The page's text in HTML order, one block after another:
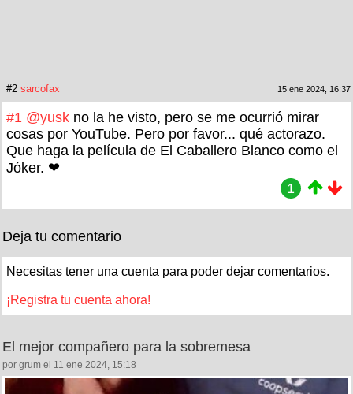
#2 sarcofax 15 ene 2024, 16:37
#1 @yusk no la he visto, pero se me ocurrió mirar
cosas por YouTube. Pero por favor... qué actorazo.
Que haga la película de El Caballero Blanco como el
Jóker. ❤
1
Deja tu comentario
Necesitas tener una cuenta para poder dejar comentarios.
¡Registra tu cuenta ahora!
El mejor compañero para la sobremesa
por grum el 11 ene 2024, 15:18